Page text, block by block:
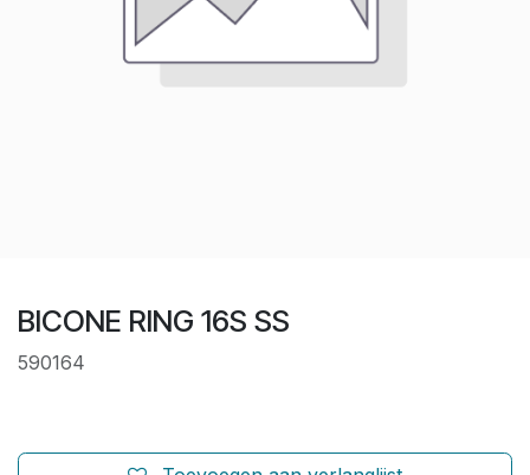
BICONE RING 16S SS
590164